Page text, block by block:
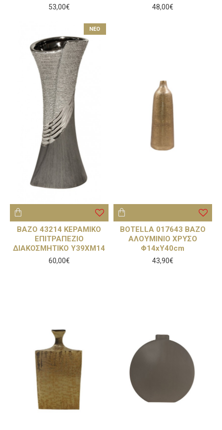
53,00€ 48,00€
NEO
BAZO 43214 ΚΕΡΑΜΙΚΟ
ΕΠΙΤΡΑΠΕΖΙΟ
ΔΙΑΚΟΣΜΗΤΙΚΟ Υ39ΧΜ14
60,00€
BOTELLA 017643 ΒΑΖΟ
ΑΛΟΥΜΙΝΙΟ ΧΡΥΣΟ
Φ14xΥ40cm
43,90€